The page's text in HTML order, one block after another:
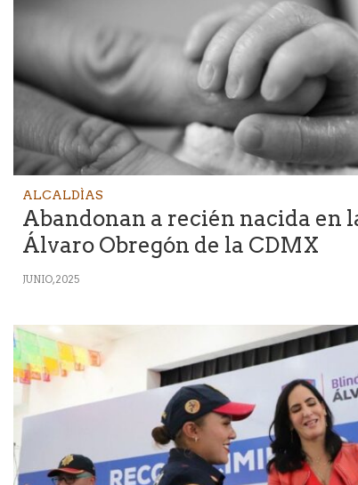
ALCALDÌAS
Abandonan a recién nacida en
Álvaro Obregón de la CDMX
JUNIO, 2025